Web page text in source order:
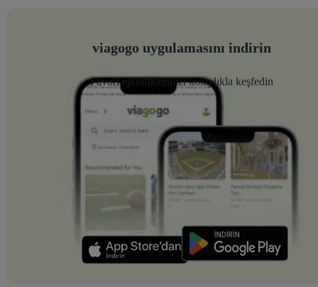
viagogo uygulamasını indirin
Favori etkinliklerinizi kolaylıkla keşfedin